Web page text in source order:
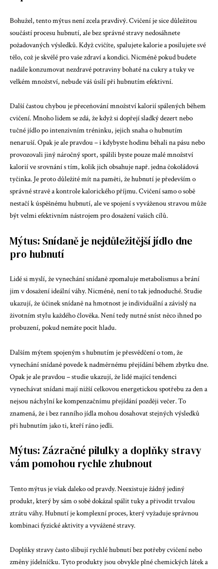
Bohužel, tento mýtus není zcela pravdivý. Cvičení je sice důležitou
součástí procesu hubnutí, ale bez správné stravy nedosáhnete
požadovaných výsledků. Když cvičíte, spalujete kalorie a posilujete své
tělo, což je skvělé pro vaše zdraví a kondici. Nicméně pokud budete
nadále konzumovat nezdravé potraviny bohaté na cukry a tuky ve
velkém množství, nebude váš úsilí při hubnutím efektivní.
Další častou chybou je přeceňování množství kalorií spálených během
cvičení. Mnoho lidem se zdá, že když si dopřejí sladký dezert nebo
tučné jídlo po intenzivním tréninku, jejich snaha o hubnutím
nenaruší. Opak je ale pravdou – i kdybyste hodinu běhali na pásu nebo
provozovali jiný náročný sport, spálili byste pouze malé množství
kalorií ve srovnání s tím, kolik jich obsahuje např. jedna čokoládová
tyčinka. Je proto důležité mít na paměti, že hubnutí je především o
správné stravě a kontrole kalorického příjmu. Cvičení samo o sobě
nestačí k úspěšnému hubnutí, ale ve spojení s vyváženou stravou může
být velmi efektivním nástrojem pro dosažení vašich cílů.
Mýtus: Snídaně je nejdůležitější jídlo dne
pro hubnutí
Lidé si myslí, že vynechání snídaně zpomaluje metabolismus a brání
jim v dosažení ideální váhy. Nicméně, není to tak jednoduché. Studie
ukazují, že účinek snídaně na hmotnost je individuální a závislý na
životním stylu každého člověka. Není tedy nutné sníst něco ihned po
probuzení, pokud nemáte pocit hladu.
Dalším mýtem spojeným s hubnutím je přesvědčení o tom, že
vynechání snídaně povede k nadměrnému přejídání během zbytku dne.
Opak je ale pravdou – studie ukazují, že lidé mající tendenci
vynechávat snídani mají nižší celkovou energetickou spotřebu za den a
nejsou náchylní ke kompenzačnímu přejídání později večer. To
znamená, že i bez ranního jídla mohou dosahovat stejných výsledků
při hubnutím jako ti, kteří ráno jedli.
Mýtus: Zázračné pilulky a doplňky stravy
vám pomohou rychle zhubnout
Tento mýtus je však daleko od pravdy. Neexistuje žádný jediný
produkt, který by sám o sobě dokázal spálit tuky a přivodit trvalou
ztrátu váhy. Hubnutí je komplexní proces, který vyžaduje správnou
kombinaci fyzické aktivity a vyvážené stravy.
Doplňky stravy často slibují rychlé hubnutí bez potřeby cvičení nebo
změny jídelníčku. Tyto produkty jsou obvykle plné chemických látek a